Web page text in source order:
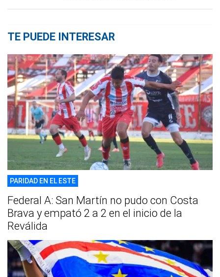
TE PUEDE INTERESAR
PARIDAD EN EL ESTE
Federal A: San Martín no pudo con Costa
Brava y empató 2 a 2 en el inicio de la
Reválida